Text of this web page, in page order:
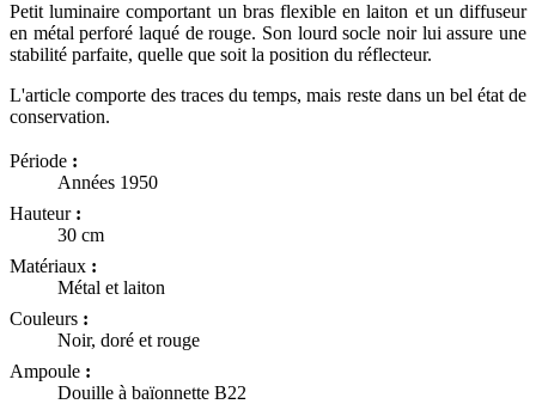
Petit luminaire comportant un bras flexible en laiton et un diffuseur
en métal perforé laqué de rouge. Son lourd socle noir lui assure une
stabilité parfaite, quelle que soit la position du réflecteur.
L'article comporte des traces du temps, mais reste dans un bel état de
conservation.
Période :
Années 1950
Hauteur :
30 cm
Matériaux :
Métal et laiton
Couleurs :
Noir, doré et rouge
Ampoule :
Douille à baïonnette B22